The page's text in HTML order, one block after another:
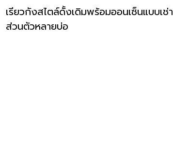
เรียวกังสไตล์ดั้งเดิมพร้อมออนเซ็นแบบเช่า
ส่วนตัวหลายบ่อ